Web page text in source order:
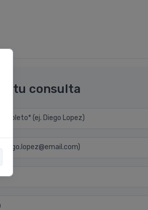
tu consulta
(ej. Diego Lopez)
diego.lopez@email.com)